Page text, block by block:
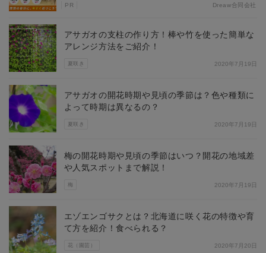
PR Dreaw合同会社
夏咲き
アサガオの支柱の作り方！棒や竹を使った簡単な
アレンジ方法をご紹介！
2020年7月19日
夏咲き
アサガオの開花時期や見頃の季節は？色や種類に
よって時期は異なるの？
2020年7月19日
梅
梅の開花時期や見頃の季節はいつ？開花の地域差
や人気スポットまで解説！
2020年7月19日
花（園芸）
エゾエンゴサクとは？北海道に咲く花の特徴や育
て方を紹介！食べられる？
2020年7月20日